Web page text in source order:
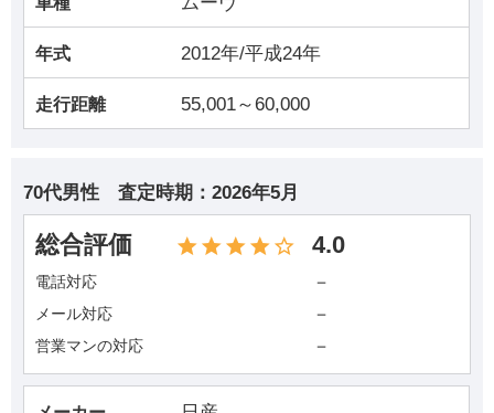
年式 2012年/平成24年
走行距離 55,001～60,000
70代男性 査定時期： 2026年5月
総合評価 4.0
電話対応 －
メール対応 －
営業マンの対応 －